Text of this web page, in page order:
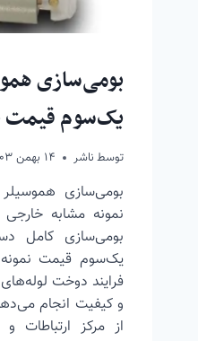
بومی‌سازی
یک‌سوم قیمت
توسط ناشر ۱۴ بهمن ۱۴۰۳
بومی‌سازی
نمونه مشابه
بومی‌سازی کامل
یک‌سوم قیمت
فرایند دوخت
و کیفیت انجام
از مرکز ارتباطات